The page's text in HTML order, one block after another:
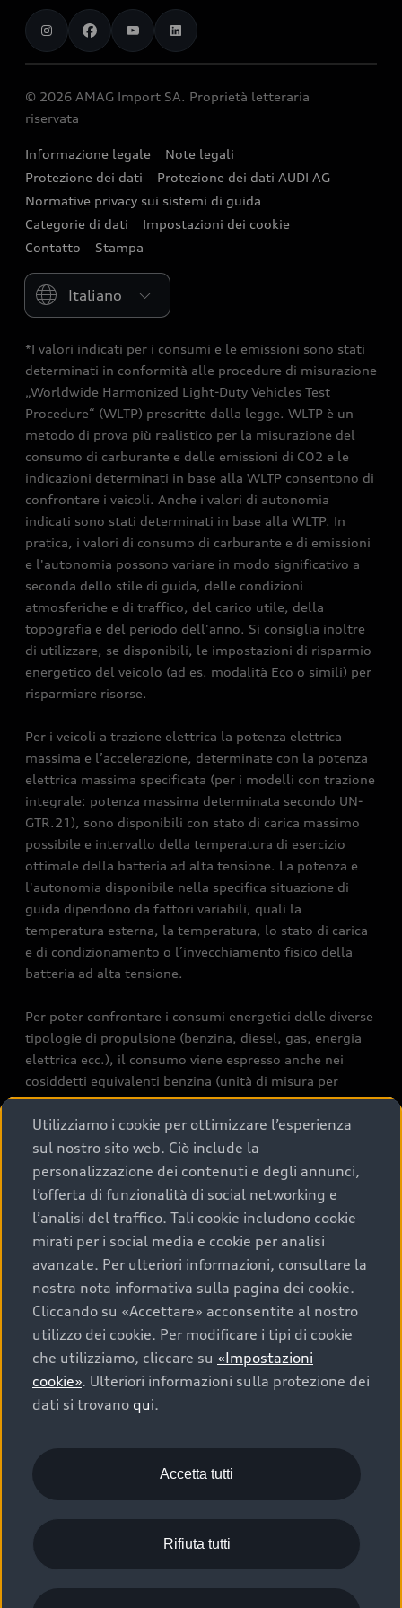
Audi exclusive
Prenotare un giro di prova
Offerte
Leasing e assicurazione
Veicoli nuovi in pronta consegna
Occasioni Audi
Audi Connect
Accessori Originali Audi
Clienti commerciali
chargeOn
Calcolatore stazione di ricarica
Assistenza su un veicolo elettrico
Sponsoring
Audi Destinations
quattro
We race for progress
AMAG Import SA
Opportunità di lavoro
Siti di produzione
Storia
© 2026 AMAG Import SA. Proprietà letteraria
riservata
Informazione legale
Note legali
Protezione dei dati
Protezione dei dati AUDI AG
Normative privacy sui sistemi di guida
Categorie di dati
Impostazioni dei cookie
Contatto
Stampa
Please select country
*I valori indicati per i consumi e le emissioni sono stati
determinati in conformità alle procedure di misurazione
„Worldwide Harmonized Light-Duty Vehicles Test
Procedure“ (WLTP) prescritte dalla legge. WLTP è un
metodo di prova più realistico per la misurazione del
consumo di carburante e delle emissioni di CO2 e le
indicazioni determinati in base alla WLTP consentono di
confrontare i veicoli. Anche i valori di autonomia
indicati sono stati determinati in base alla WLTP. In
pratica, i valori di consumo di carburante e di emissioni
e l'autonomia possono variare in modo significativo a
seconda dello stile di guida, delle condizioni
atmosferiche e di traffico, del carico utile, della
topografia e del periodo dell'anno. Si consiglia inoltre
di utilizzare, se disponibili, le impostazioni di risparmio
energetico del veicolo (ad es. modalità Eco o simili) per
risparmiare risorse.
Per i veicoli a trazione elettrica la potenza elettrica
massima e l’accelerazione, determinate con la potenza
elettrica massima specificata (per i modelli con trazione
integrale: potenza massima determinata secondo UN-
GTR.21), sono disponibili con stato di carica massimo
possibile e intervallo della temperatura di esercizio
ottimale della batteria ad alta tensione. La potenza e
l'autonomia disponibile nella specifica situazione di
guida dipendono da fattori variabili, quali la
temperatura esterna, la temperatura, lo stato di carica
e di condizionamento o l’invecchiamento fisico della
batteria ad alta tensione.
Per poter confrontare i consumi energetici delle diverse
tipologie di propulsione (benzina, diesel, gas, energia
elettrica ecc.), il consumo viene espresso anche nei
cosiddetti equivalenti benzina (unità di misura per
l’energia). Il CO2 è il gas serra principale responsabile
del surriscaldamento terrestre. Valore medio di CO2 di
tutti i modelli di veicoli commercializzati in Svizzera:
111 g/km (WLTP). Valore obiettivo di CO2 di tutti i
modelli di veicoli commercializzati in Svizzera: 93.6
g/km (WLTP). I dati di un veicolo possono discostarsi
all’autorizzazione specifica per il singolo veicolo.
Categoria di efficienza energetica secondo il nuovo
metodo di calcolo in base all’appendice 4.1 dell’OEEne,
valido a decorrere dall’1.1.2023. Ulteriori informazioni
sull’etichetta energia per le autovetture sono disponibili
presso l’Ufficio federale dell’energia (UFE).
dell’importatore AMAG Import SA e comprendono
l’8.1% di IVA. In casi eccezionali, è possibile che i prezzi
indicati non siano quelli attuali. Tutti i dati sono forniti
modello, la costruzione, l’equipaggiamento, i dati
tecnici, le combinazioni delle opzioni, il prezzo nonché
Utilizziamo i cookie per ottimizzare l’esperienza
sul nostro sito web. Ciò include la
personalizzazione dei contenuti e degli annunci,
l’offerta di funzionalità di social networking e
l’analisi del traffico. Tali cookie includono cookie
mirati per i social media e cookie per analisi
avanzate. Per ulteriori informazioni, consultare la
nostra nota informativa sulla pagina dei cookie.
Cliccando su «Accettare» acconsentite al nostro
utilizzo dei cookie. Per modificare i tipi di cookie
che utilizziamo, cliccare su «Impostazioni
cookie». Ulteriori informazioni sulla protezione dei
dati si trovano qui.
Accetta tutti
Rifiuta tutti